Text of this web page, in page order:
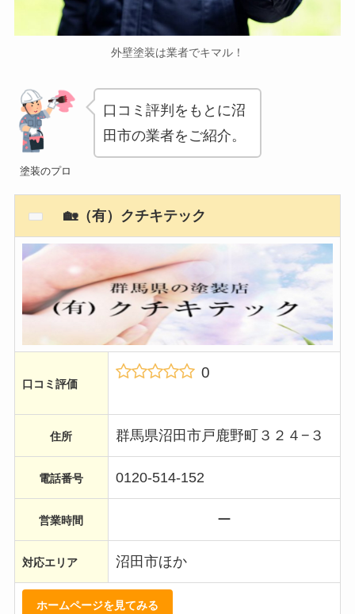
外壁塗装は業者でキマル！
塗装のプロ
口コミ評判をもとに沼
田市の業者をご紹介。
🏡（有）クチキテック
口コミ評価
0
住所 群馬県沼田市戸鹿野町３２４−３
電話番号 0120-514-152
営業時間 ー
対応エリア 沼田市ほか
ホームページを見てみる